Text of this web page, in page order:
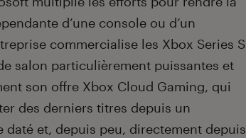
d’une console ou d’un
commercialise les Xbox Series S
salon particulièrement puissantes et
son offre Xbox Cloud Gaming, qui
des derniers titres depuis un
et, depuis peu, directement depuis